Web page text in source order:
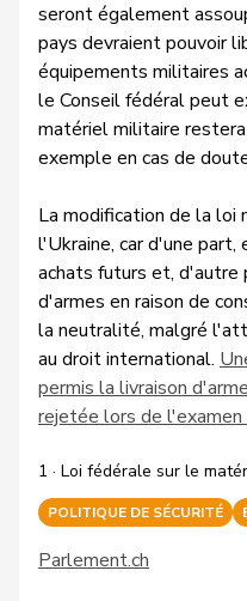
seront également
pays devraient pouvoir
équipements militaires
le Conseil fédéral peut
matériel militaire
exemple en cas de
La modification de la loi
l'Ukraine, car d'une
achats futurs et, d'autre
d'armes en raison de
la neutralité, malgré
au droit international.
permis la livraison
rejetée lors de l'examen
1 · Loi fédérale sur le
POLITIQUE DE SÉCURITÉ
Parlement.ch